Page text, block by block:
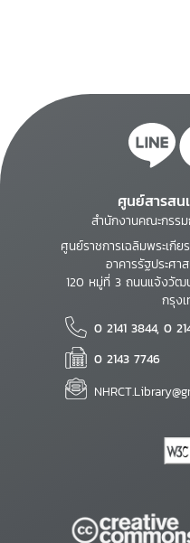
ศูนย์สารส
สำนักงานคณะกรร
ศูนย์ราชการเฉลิมพระเกี
อาคารรัฐประศ
120 หมู่ที่ 3 ถนนแจ้งวัฒ
กรุง
0 2141 3844, 0
0 2143 7746